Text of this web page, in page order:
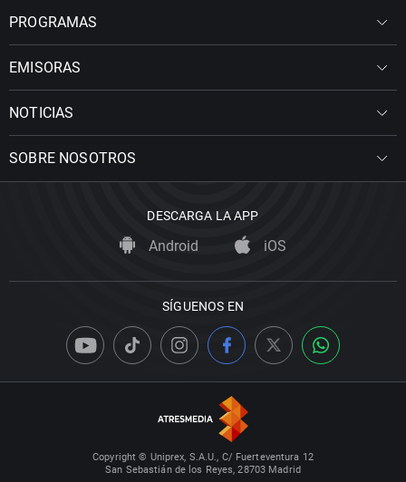
PROGRAMAS
EMISORAS
NOTICIAS
SOBRE NOSOTROS
DESCARGA LA APP
Android iOS
SÍGUENOS EN
Copyright © Uniprex, S.A.U., C/ Fuerteventura 12
San Sebastián de los Reyes, 28703 Madrid